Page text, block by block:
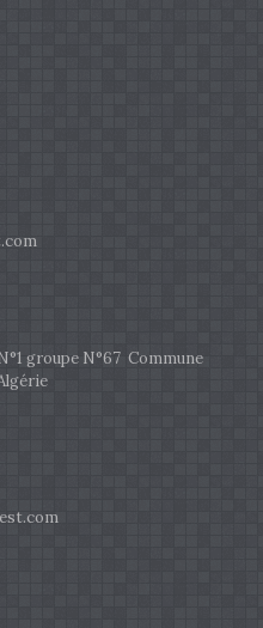
groupe N°67 Commune